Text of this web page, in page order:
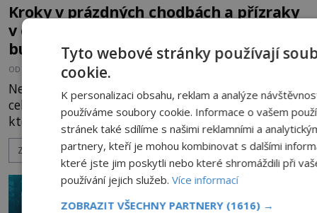
Kroky v prázdných chodbách a přízraky
v oknech: Nejděsivější domy v Česku
budí hrůzu
OD HELENA STEJSKALOVÁ
Nejsou to jen staré pověsti vyprávěné u ohně. Po
celé naší republice stojí domy, statky a zámky,
které mají pověst míst, kde se zjevují přízraky,
ozývají nevysvětlitelné zvuky nebo se dějí podivné
jevy. Zatímco historici většinou hledají racionální
vysvětlení, záhadologové upozorňují, že některé
lokality vykazují nápadně podobná svědectví po
celé generace. A právě tato opakující se svědectví
ZOBRAZIT VÍCE
Tyto webové stránky používají
cookie.
K personalizaci obsahu, reklam a analýze
používáme soubory cookie. Informace o vašem
stránek také sdílíme s našimi reklamními a
partnery, kteří je mohou kombinovat s dalšími
které jste jim poskytli nebo které shromáždili při
používání jejich služeb. Více informací
ZOBRAZIT VŠECHNY PARTNERY (1616) →